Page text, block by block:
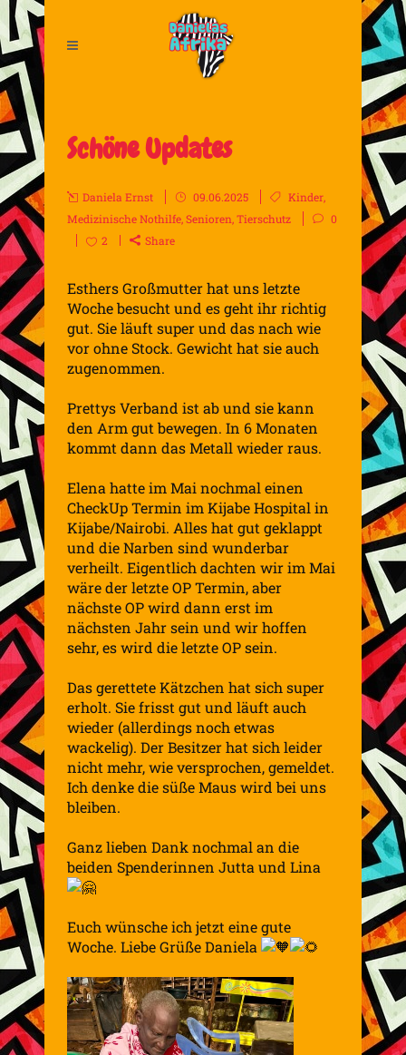
Schöne Updates
Daniela Ernst 09.06.2025 Kinder,
Medizinische Nothilfe,Senioren,Tierschutz
0
2
Share
Esthers Großmutter hat uns letzte
Woche besucht und es geht ihr richtig
gut. Sie läuft super und das nach wie
vor ohne Stock. Gewicht hat sie auch
zugenommen.
Prettys Verband ist ab und sie kann
den Arm gut bewegen. In 6 Monaten
kommt dann das Metall wieder raus.
Elena hatte im Mai nochmal einen
CheckUp Termin im Kijabe Hospital in
Kijabe/Nairobi. Alles hat gut geklappt
und die Narben sind wunderbar
verheilt. Eigentlich dachten wir im Mai
wäre der letzte OP Termin, aber
nächste OP wird dann erst im
nächsten Jahr sein und wir hoffen
sehr, es wird die letzte OP sein.
Das gerettete Kätzchen hat sich super
erholt. Sie frisst gut und läuft auch
wieder (allerdings noch etwas
wackelig). Der Besitzer hat sich leider
nicht mehr, wie versprochen, gemeldet.
Ich denke die süße Maus wird bei uns
bleiben.
Ganz lieben Dank nochmal an die
beiden Spenderinnen Jutta und Lina
Euch wünsche ich jetzt eine gute
Woche. Liebe Grüße Daniela